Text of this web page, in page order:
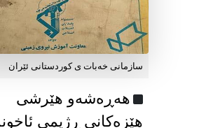
سازمانی خەبات ی كوردستانی ئێران
هەڕەشەو هێرشی
هێزەکانی ڕژیمی